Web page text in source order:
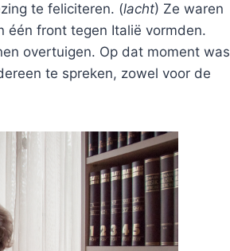
te feliciteren. (lacht) Ze waren
één front tegen Italië vormden.
overtuigen. Op dat moment was
te spreken, zowel voor de